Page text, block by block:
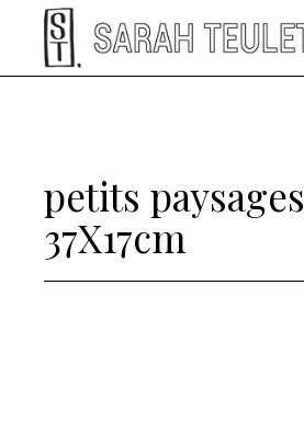
petits paysages
37X17cm